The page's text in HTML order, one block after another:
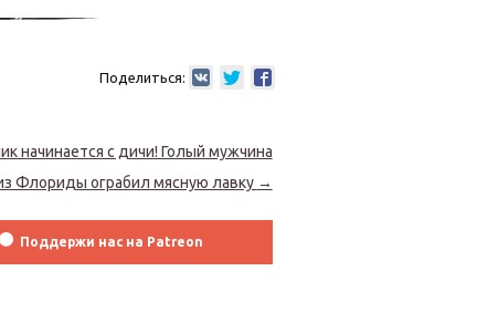
Поделиться:
начинается с дичи! Голый мужчина
Флориды ограбил мясную лавку →
Поддержи нас на Patreon